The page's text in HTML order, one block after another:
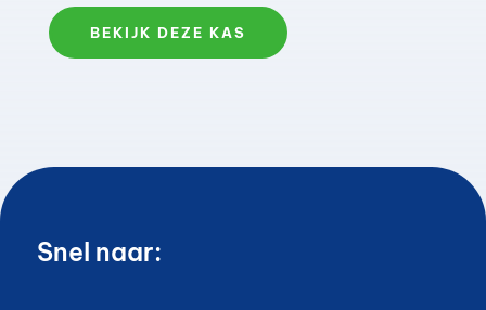
BEKIJK DEZE KAS
Snel naar: